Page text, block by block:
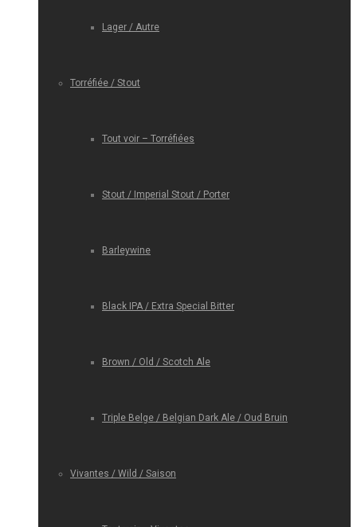
Lager / Autre
Torréfiée / Stout
Tout voir – Torréfiées
Stout / Imperial Stout / Porter
Barleywine
Black IPA / Extra Special Bitter
Brown / Old / Scotch Ale
Triple Belge / Belgian Dark Ale / Oud Bruin
Vivantes / Wild / Saison